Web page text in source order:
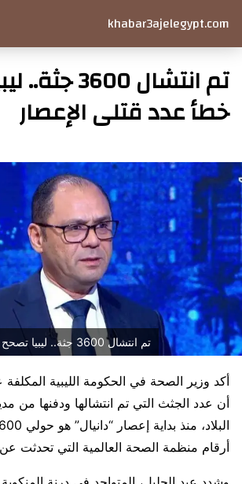
khabar3ajelegypt.com
تم انتشال
خطأ عدد قتلى الإعصار
تم انتشال 3600 جثة.. ليبيا تصحح خطأ عدد قتلى الإعصار
أكد وزير الصحة في الحكومة الليبية المكلفة
أن عدد الجثث التي تم انتشالها ودفنها من
أرقام منظمة الصحة العالمية التي تحدثت عن 11 ألفا.